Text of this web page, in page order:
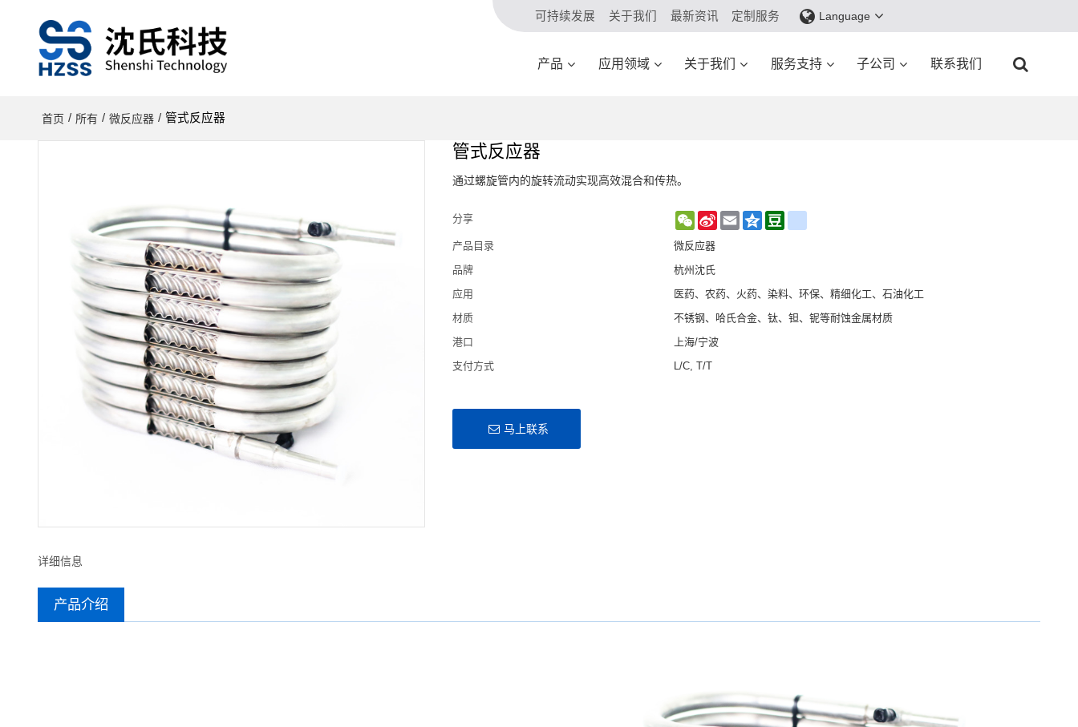
可持续发展 关于我们 最新资讯 定制服务 Language
产品 应用领域 关于我们 服务支持 子公司 联系我们
首页 / 所有 / 微反应器 / 管式反应器
管式反应器
通过螺旋管内的旋转流动实现高效混合和传热。
分享 WeChat
Sina
Weibo
Email Qzone
产品目录
微反应器
品牌
杭州沈氏
应用
医药、农药、火药、染料、环保、精细化工、石油化工
材质
不锈钢、哈氏合金、钛、钽、铌等耐蚀金属材质
港口
上海/宁波
支付方式
L/C, T/T
马上联系
详细信息
产品介绍